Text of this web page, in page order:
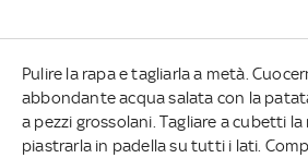
Pulire la rapa e tagliarla a metà.
abbondante acqua salata con la
a pezzi grossolani. Tagliare a cubetti
piastrarla in padella su tutti i lati.